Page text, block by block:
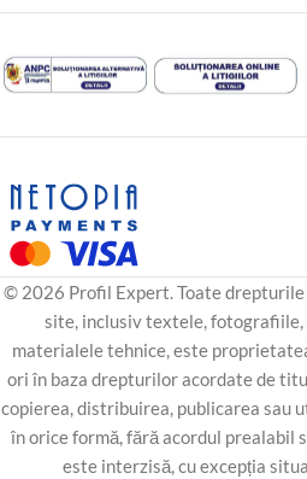
© 2026 Profil Expert. Toate
site, inclusiv textele, fotografiile,
materialele tehnice, este
ori în baza drepturilor acordate de
copierea, distribuirea, publicarea sau
în orice formă, fără acordul
este interzisă, cu excepția